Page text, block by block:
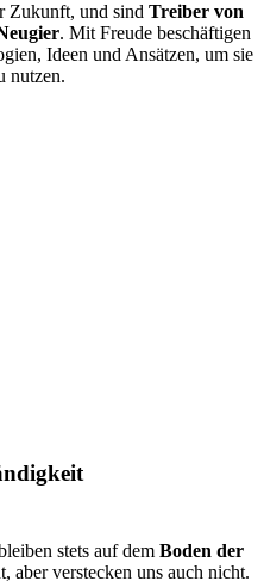
Zukunft, und sind Treiber von
. Mit Freude beschäftigen
Ideen und Ansätzen, um sie
nutzen.
stets auf dem Boden der
aber verstecken uns auch nicht.